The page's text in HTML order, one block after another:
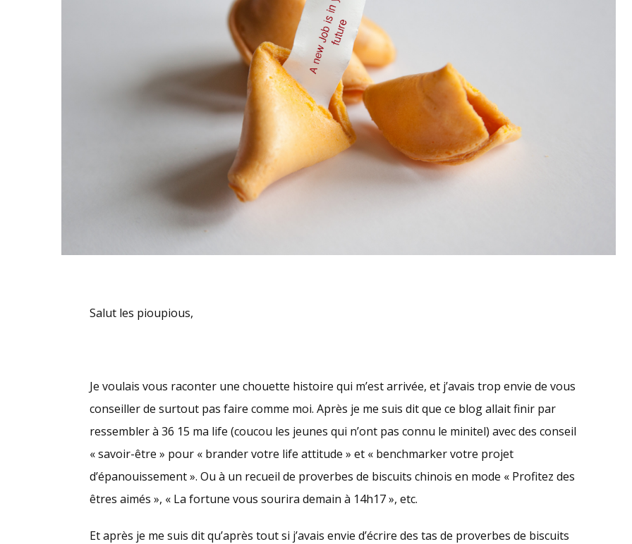
Salut les pioupious,
Je voulais vous raconter une chouette histoire qui m’est arrivée, et j’avais trop envie de vous
conseiller de surtout pas faire comme moi. Après je me suis dit que ce blog allait finir par
ressembler à 36 15 ma life (coucou les jeunes qui n’ont pas connu le minitel) avec des conseil
« savoir-être » pour « brander votre life attitude » et « benchmarker votre projet
d’épanouissement ». Ou à un recueil de proverbes de biscuits chinois en mode « Profitez des
êtres aimés », « La fortune vous sourira demain à 14h17 », etc.
Et après je me suis dit qu’après tout si j’avais envie d’écrire des tas de proverbes de biscuits